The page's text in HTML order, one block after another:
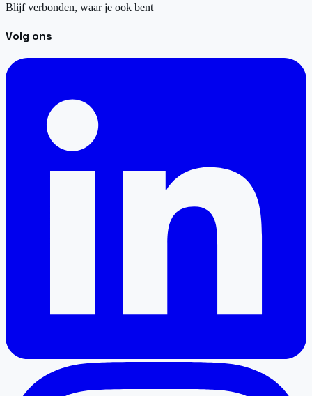
Blijf verbonden, waar je ook bent
Volg ons